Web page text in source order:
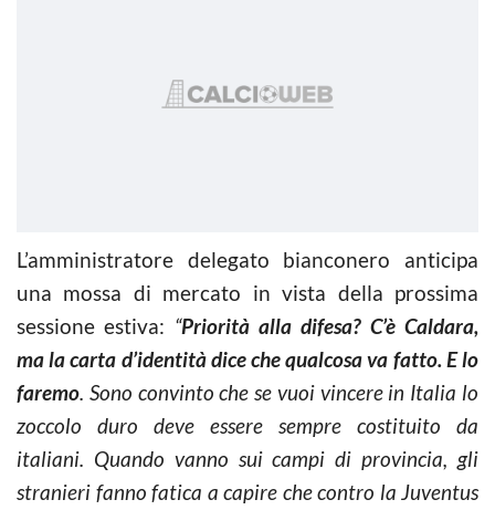
L’amministratore delegato bianconero anticipa
una mossa di mercato in vista della prossima
sessione estiva: “Priorità alla difesa? C’è Caldara,
ma la carta d’identità dice che qualcosa va fatto. E lo
faremo. Sono convinto che se vuoi vincere in Italia lo
zoccolo duro deve essere sempre costituito da
italiani. Quando vanno sui campi di provincia, gli
stranieri fanno fatica a capire che contro la Juventus